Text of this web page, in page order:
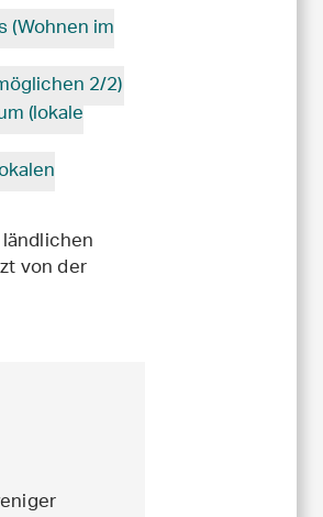
(Wohnen im
2/2)
(lokale
von der